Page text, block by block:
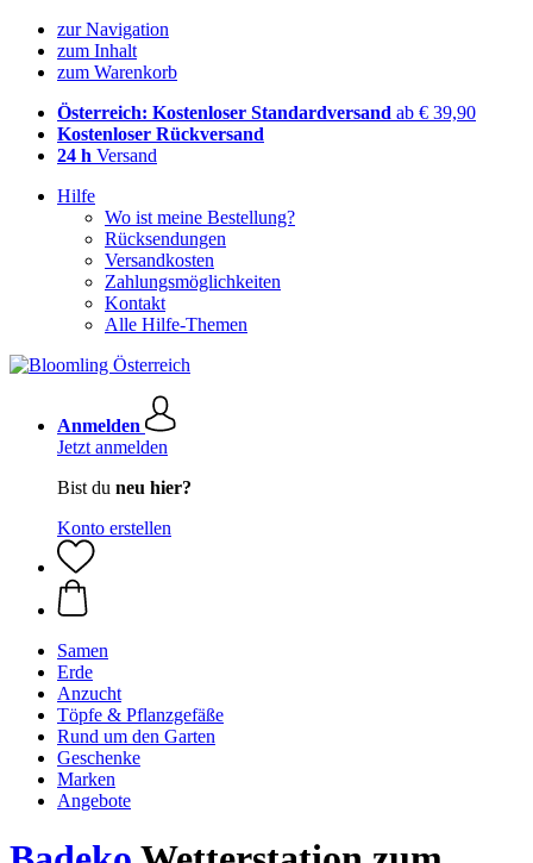
zur Navigation
zum Inhalt
zum Warenkorb
Österreich: Kostenloser Standardversand ab € 39,90
Kostenloser Rückversand
24 h Versand
Hilfe
Wo ist meine Bestellung?
Rücksendungen
Versandkosten
Zahlungsmöglichkeiten
Kontakt
Alle Hilfe-Themen
Anmelden
Jetzt anmelden
Bist du neu hier?
Konto erstellen
Samen
Erde
Anzucht
Töpfe & Pflanzgefäße
Rund um den Garten
Geschenke
Marken
Angebote